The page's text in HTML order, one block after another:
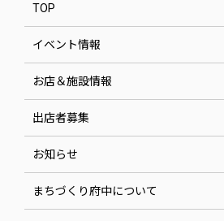
TOP
イベント情報
お店＆施設情報
出店者募集
お知らせ
まちづくり府中について